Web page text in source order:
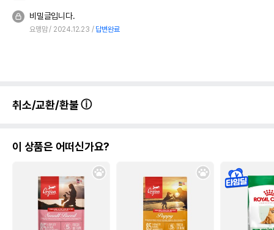
비밀글입니다.
요맹맘 2024.12.23 답변완료
취소/교환/환불
이 상품은 어떠신가요?